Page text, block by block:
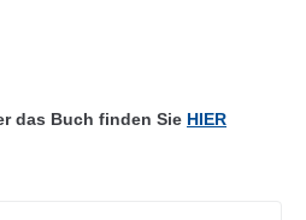
das Buch finden Sie HIER